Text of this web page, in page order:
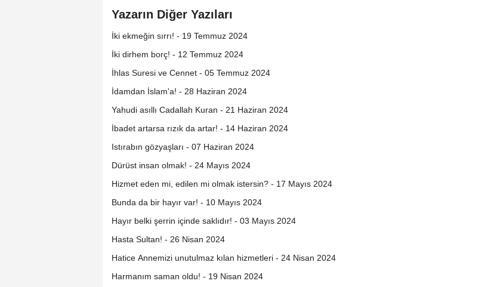
Yazarın Diğer Yazıları
İki ekmeğin sırrı! - 19 Temmuz 2024
İki dirhem borç! - 12 Temmuz 2024
İhlas Suresi ve Cennet - 05 Temmuz 2024
İdamdan İslam'a! - 28 Haziran 2024
Yahudi asıllı Cadallah Kuran - 21 Haziran 2024
İbadet artarsa rızık da artar! - 14 Haziran 2024
Istırabın gözyaşları - 07 Haziran 2024
Dürüst insan olmak! - 24 Mayıs 2024
Hizmet eden mi, edilen mi olmak istersin? - 17 Mayıs 2024
Bunda da bir hayır var! - 10 Mayıs 2024
Hayır belki şerrin içinde saklıdır! - 03 Mayıs 2024
Hasta Sultan! - 26 Nisan 2024
Hatice Annemizi unutulmaz kılan hizmetleri - 24 Nisan 2024
Harmanım saman oldu! - 19 Nisan 2024